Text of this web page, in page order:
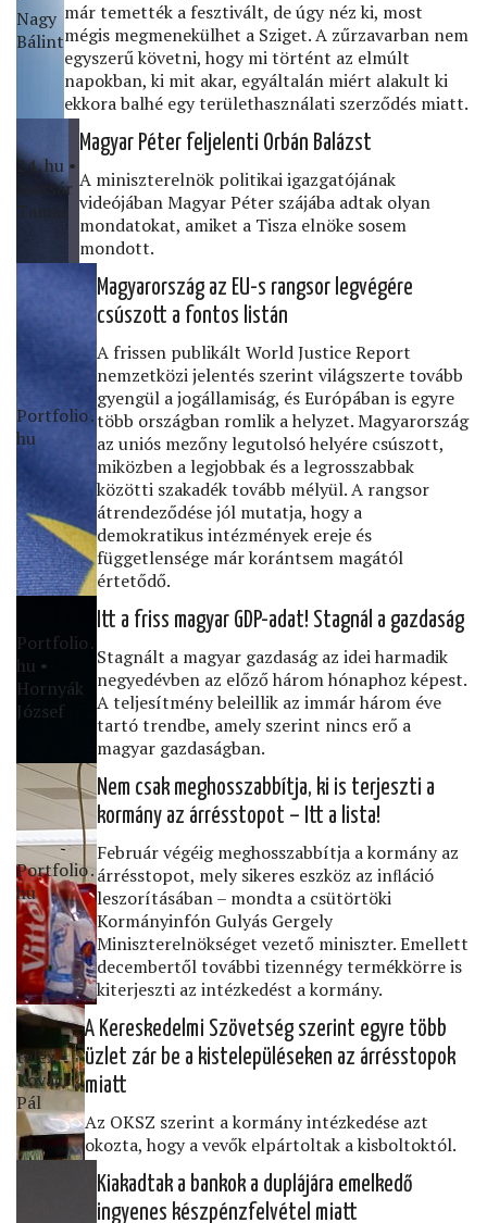
Nagy
Bálint
már temették a fesztivált, de úgy néz ki, most
mégis megmenekülhet a Sziget. A zűrzavarban nem
egyszerű követni, hogy mi történt az elmúlt
napokban, ki mit akar, egyáltalán miért alakult ki
ekkora balhé egy területhasználati szerződés miatt.
24․hu •
Mázsár
Tamás
Magyar Péter feljelenti Orbán Balázst
A miniszterelnök politikai igazgatójának
videójában Magyar Péter szájába adtak olyan
mondatokat, amiket a Tisza elnöke sosem
mondott.
Portfolio․
hu
Magyarország az EU-s rangsor legvégére
csúszott a fontos listán
A frissen publikált World Justice Report
nemzetközi jelentés szerint világszerte tovább
gyengül a jogállamiság, és Európában is egyre
több országban romlik a helyzet. Magyarország
az uniós mezőny legutolsó helyére csúszott,
miközben a legjobbak és a legrosszabbak
közötti szakadék tovább mélyül. A rangsor
átrendeződése jól mutatja, hogy a
demokratikus intézmények ereje és
függetlensége már korántsem magától
értetődő.
Portfolio․
hu •
Hornyák
József
Itt a friss magyar GDP-adat! Stagnál a gazdaság
Stagnált a magyar gazdaság az idei harmadik
negyedévben az előző három hónaphoz képest.
A teljesítmény beleillik az immár három éve
tartó trendbe, amely szerint nincs erő a
magyar gazdaságban.
Portfolio․
hu
Nem csak meghosszabbítja, ki is terjeszti a
kormány az árrésstopot – Itt a lista!
Február végéig meghosszabbítja a kormány az
árrésstopot, mely sikeres eszköz az inﬂáció
leszorításában – mondta a csütörtöki
Kormányinfón Gulyás Gergely
Miniszterelnökséget vezető miniszter. Emellett
decembertől további tizennégy termékkörre is
kiterjeszti az intézkedést a kormány.
telex •
Kovács
Pál
A Kereskedelmi Szövetség szerint egyre több
üzlet zár be a kistelepüléseken az árrésstopok
miatt
Az OKSZ szerint a kormány intézkedése azt
okozta, hogy a vevők elpártoltak a kisboltoktól.
Kiakadtak a bankok a duplájára emelkedő
ingyenes készpénzfelvétel miatt